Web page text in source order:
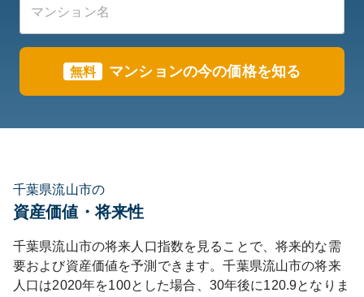
無料 マンションの今の価格を知る
千葉県流山市の
資産価値・将来性
千葉県流山市の将来人口指数を見ることで、将来的な需
要および資産価値を予測できます。千葉県流山市の将来
人口は2020年を100とした場合、30年後に120.9となりま